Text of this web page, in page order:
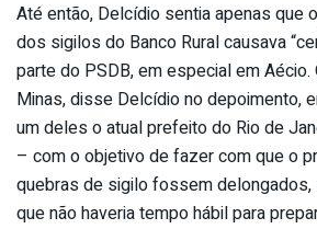
Até então, Delcídio sentia apenas que
dos sigilos do Banco Rural causava
parte do PSDB, em especial em
Minas, disse Delcídio no depoimento,
um deles o atual prefeito do Rio de
– com o objetivo de fazer com que o
quebras de sigilo fossem
que não haveria tempo hábil para